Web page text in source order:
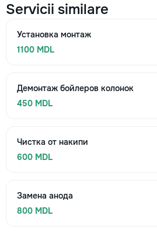
Servicii similare
Установка монтаж
1100 MDL
Демонтаж бойлеров колонок
450 MDL
Чистка от накипи
600 MDL
Замена анода
800 MDL